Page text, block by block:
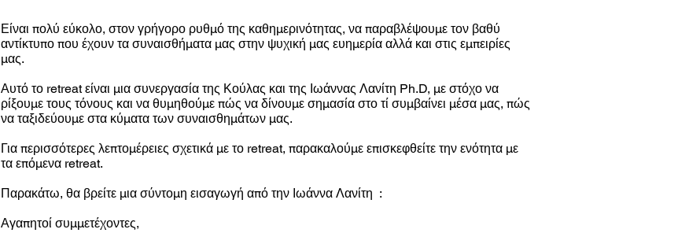
Είναι πολύ εύκολο, στον γρήγορο ρυθμό της καθημερινότητας, να παραβλέψουμε τον βαθύ
αντίκτυπο που έχουν τα συναισθήματα μας στην ψυχική μας ευημερία αλλά και στις εμπειρίες
μας.
Αυτό το retreat είναι μια συνεργασία της Κούλας και της Ιωάννας Λανίτη Ph.D, με στόχο να
ρίξουμε τους τόνους και να θυμηθούμε πώς να δίνουμε σημασία στο τί συμβαίνει μέσα μας, πώς
να ταξιδεύουμε στα κύματα των συναισθημάτων μας.
Για περισσότερες λεπτομέρειες σχετικά με το retreat, παρακαλούμε επισκεφθείτε την ενότητα με
τα επόμενα retreat.
Παρακάτω, θα βρείτε μια σύντομη εισαγωγή από την Ιωάννα Λανίτη :
Αγαπητοί συμμετέχοντες,